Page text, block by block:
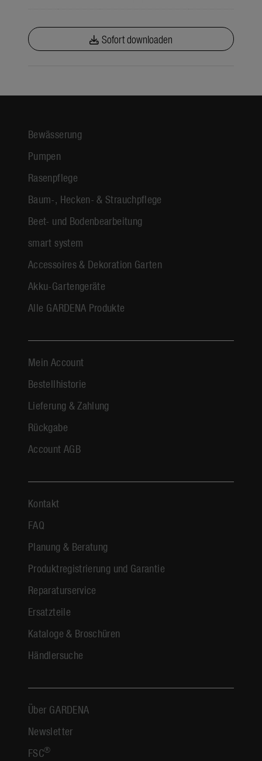
Sofort downloaden
Bewässerung
Pumpen
Rasenpflege
Baum-, Hecken- & Strauchpflege
Beet- und Bodenbearbeitung
smart system
Accessoires & Dekoration Garten
Akku-Gartengeräte
Alle GARDENA Produkte
Mein Account
Bestellhistorie
Lieferung & Zahlung
Rückgabe
Account AGB
Kontakt
FAQ
Planung & Beratung
Produktregistrierung und Garantie
Reparaturservice
Ersatzteile
Kataloge & Broschüren
Händlersuche
Über GARDENA
Newsletter
FSC®